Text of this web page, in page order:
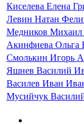
Киселева Елена
Левин Натан
Медников
Акинфиева Ольга
Смолькин Игорь
Яшнев Василий
Василев Иван
Мусийчук